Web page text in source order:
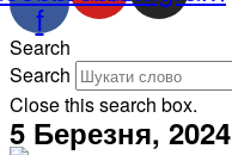
f
Search
Search
Close this search box.
5 Березня, 2024